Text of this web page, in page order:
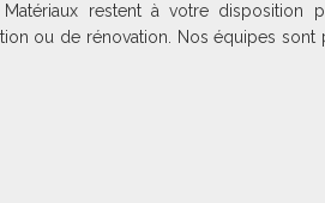
restent à votre disposition
ou de rénovation. Nos équipes sont